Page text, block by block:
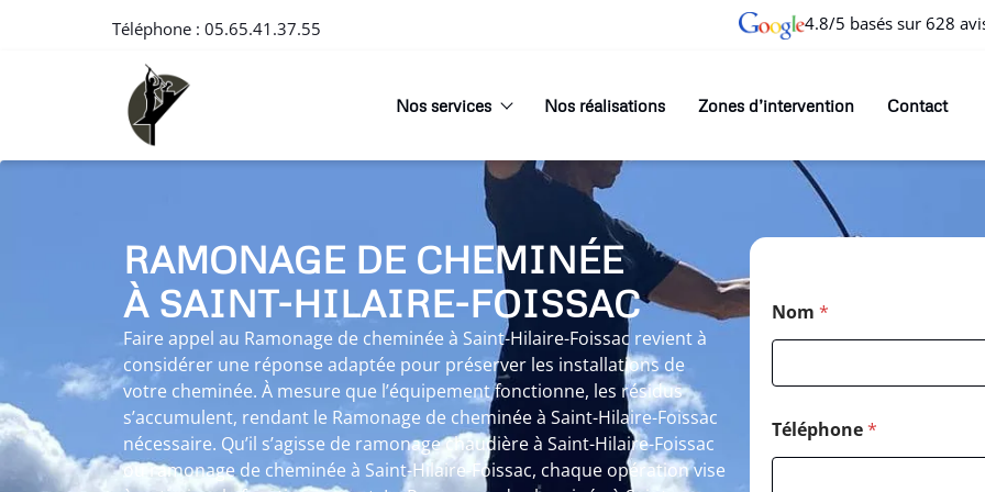
Téléphone : 05.65.41.37.55 4.8/5 basés sur 628
Nos services Nos réalisations Zones d’intervention Contact
RAMONAGE DE CHEMINÉE
À SAINT-HILAIRE-FOISSAC
Faire appel au Ramonage de cheminée à Saint-Hilaire-Foissac revient à
considérer une réponse adaptée pour préserver les installations de
votre cheminée. À mesure que l’équipement fonctionne, les résidus
s’accumulent, rendant le Ramonage de cheminée à Saint-Hilaire-Foissac
nécessaire. Qu’il s’agisse de ramonage chaudière à Saint-Hilaire-Foissac
ou ramonage de cheminée à Saint-Hilaire-Foissac, chaque opération vise
Nom *
Téléphone*